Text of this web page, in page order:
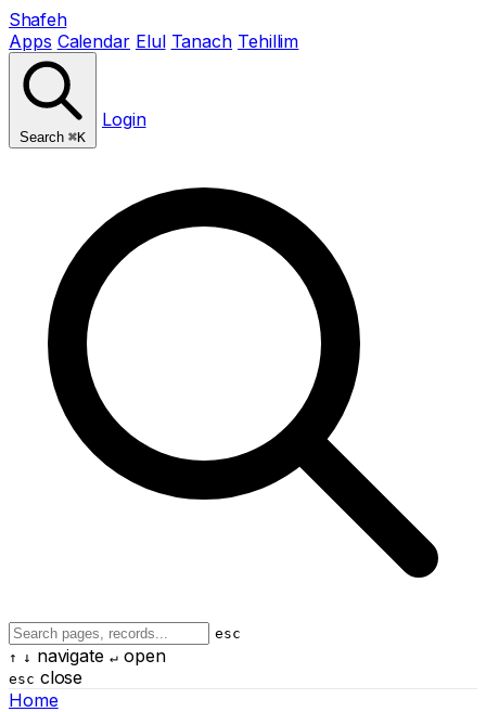
Shafeh
Apps Calendar Elul Tanach Tehillim
Search ⌘K
Login
esc
↑ ↓ navigate ↵open
esc close
Home